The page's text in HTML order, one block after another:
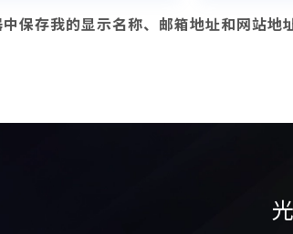
保存我的显示名称、邮箱地址和网站地